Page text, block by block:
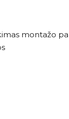
montažo